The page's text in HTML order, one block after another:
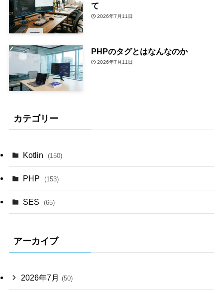
て
2026年7月11日
PHPのタグとはなんなのか
2026年7月11日
カテゴリー
Kotlin (150)
PHP (153)
SES (65)
アーカイブ
2026年7月 (50)